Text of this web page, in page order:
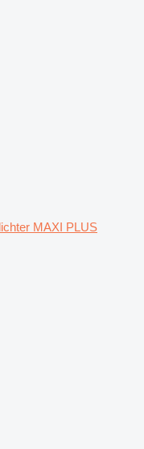
MAXI PLUS